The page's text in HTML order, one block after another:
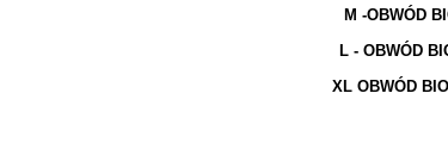
M -OBWÓD
L - OBWÓD
XL OBWÓD